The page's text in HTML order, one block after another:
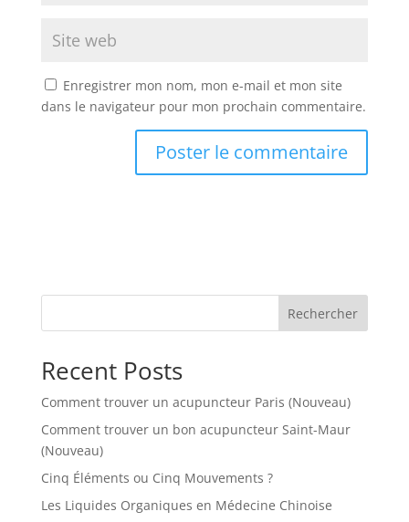
Enregistrer mon nom, mon e-mail et mon site
dans le navigateur pour mon prochain commentaire.
Rechercher
Recent Posts
Comment trouver un acupuncteur Paris (Nouveau)
Comment trouver un bon acupuncteur Saint-Maur
(Nouveau)
Cinq Éléments ou Cinq Mouvements ?
Les Liquides Organiques en Médecine Chinoise